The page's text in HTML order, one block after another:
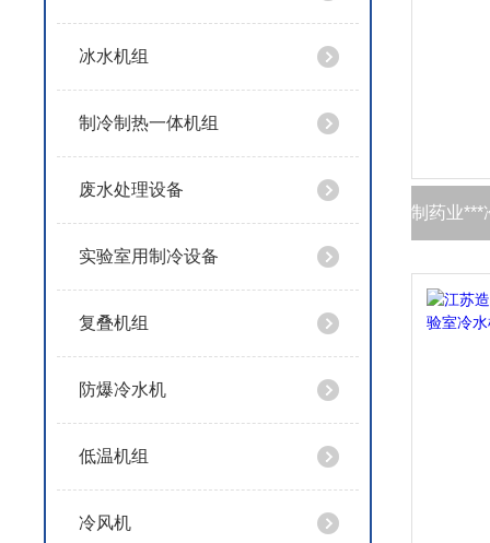
冰水机组
制冷制热一体机组
废水处理设备
实验室用制冷设备
复叠机组
防爆冷水机
低温机组
冷风机